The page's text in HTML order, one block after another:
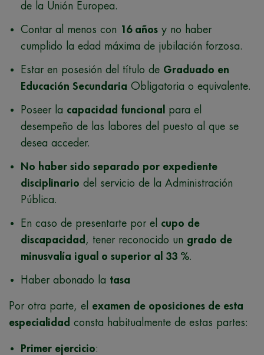
de la Unión Europea.
Contar al menos con 16 años y no haber
cumplido la edad máxima de jubilación forzosa.
Estar en posesión del título de Graduado en
Educación Secundaria Obligatoria o equivalente.
Poseer la capacidad funcional
para el
desempeño de las labores del puesto al que se
desea acceder.
No haber sido separado por expediente
disciplinario del servicio de la Administración
Pública.
En caso de presentarte por el cupo de
discapacidad , tener reconocido un grado de
minusvalía igual o superior al 33 %.
Haber abonado la tasa
Por otra parte, el examen de oposiciones de esta
especialidad consta habitualmente de estas partes:
Primer ejercicio: